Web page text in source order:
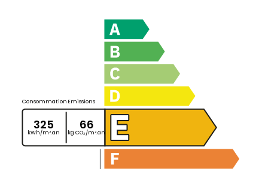
Consommation
325
kWh/m².an
Emissions
66
kg CO₂/m².an